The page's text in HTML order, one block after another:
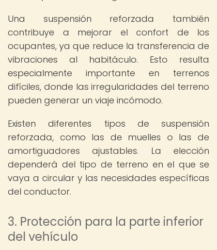
Una suspensión reforzada también
contribuye a mejorar el confort de los
ocupantes, ya que reduce la transferencia de
vibraciones al habitáculo. Esto resulta
especialmente importante en terrenos
difíciles, donde las irregularidades del terreno
pueden generar un viaje incómodo.
Existen diferentes tipos de suspensión
reforzada, como las de muelles o las de
amortiguadores ajustables. La elección
dependerá del tipo de terreno en el que se
vaya a circular y las necesidades específicas
del conductor.
3. Protección para la parte inferior
del vehículo